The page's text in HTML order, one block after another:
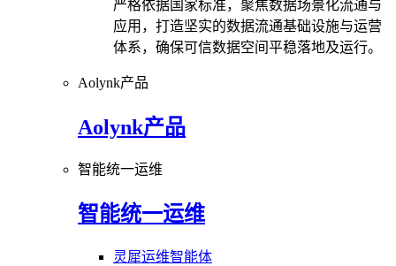
严格依据国家标准，聚焦数据场景化流通与
应用，打造坚实的数据流通基础设施与运营
体系，确保可信数据空间平稳落地及运行。
Aolynk产品
Aolynk产品
智能统一运维
智能统一运维
灵犀运维智能体